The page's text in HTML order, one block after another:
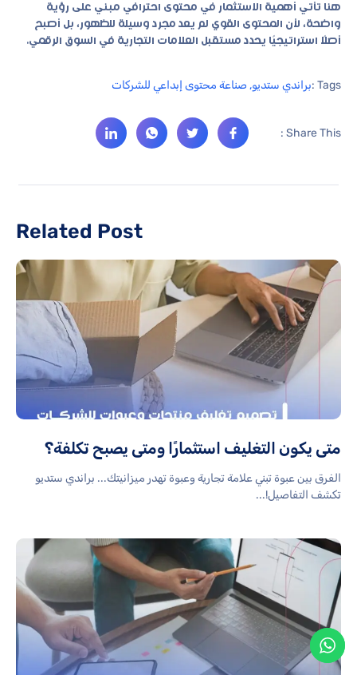
هنا تأتي أهمية الاستثمار في محتوى احترافي مبني على رؤية
واضحة، لأن المحتوى القوي لم يعد مجرد وسيلة للظهور، بل أصبح
أصلًا استراتيجيًا يحدد مستقبل العلامات التجارية في السوق الرقمي.
Tags : براندي ستديو, صناعة محتوى إبداعي للشركات
Share This :
Related Post
متى يكون التغليف استثمارًا ومتى يصبح تكلفة؟
الفرق بين عبوة تبني علامة تجارية وعبوة تهدر ميزانيتك... براندي ستديو
تكشف التفاصيل!...